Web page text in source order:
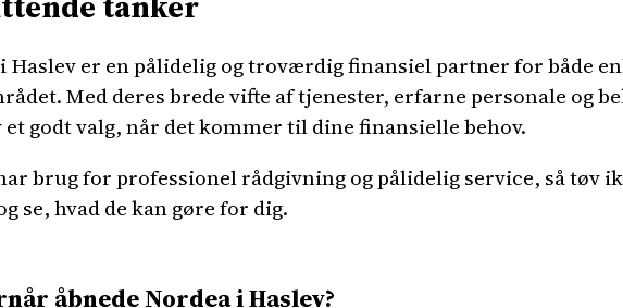
Haslev er en pålidelig og troværdig finansiel partner for både
Med deres brede vifte af tjenester, erfarne personale og
et godt valg, når det kommer til dine finansielle behov.
brug for professionel rådgivning og pålidelig service, så tøv
se, hvad de kan gøre for dig.
åbnede Nordea i Haslev?